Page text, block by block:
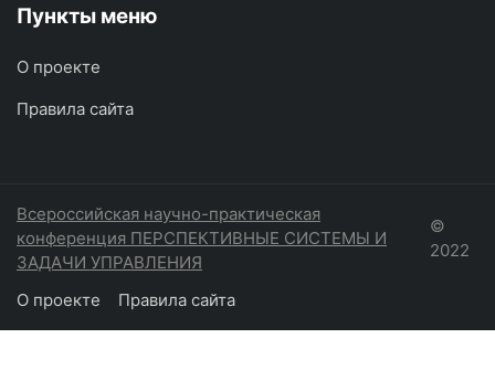
Пункты меню
О проекте
Правила сайта
Всероссийская научно-практическая
конференция ПЕРСПЕКТИВНЫЕ СИСТЕМЫ И
ЗАДАЧИ УПРАВЛЕНИЯ
©
2022
О проекте Правила сайта